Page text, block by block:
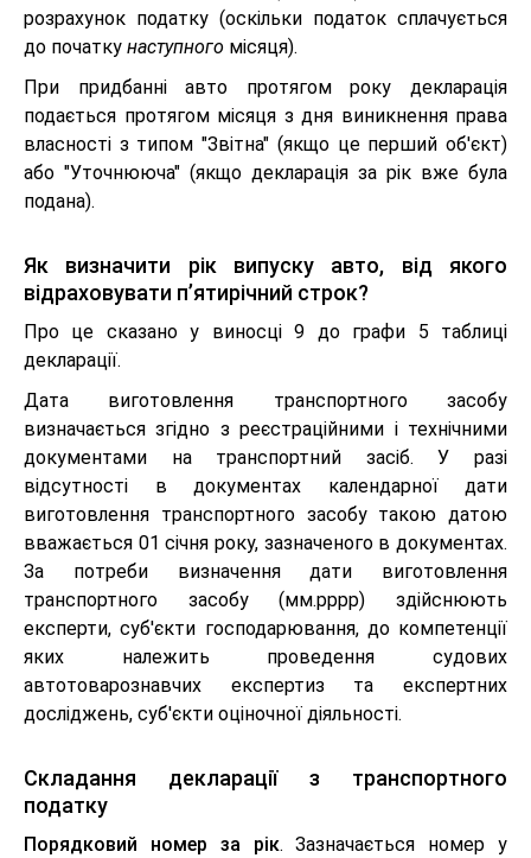
розрахунок податку (оскільки податок сплачується
до початку наступного місяця).
При придбанні авто протягом року декларація
подається протягом місяця з дня виникнення права
власності з типом "Звітна" (якщо це перший об'єкт)
або "Уточнююча" (якщо декларація за рік вже була
подана).
Як визначити рік випуску авто, від якого
відраховувати п’ятирічний строк?
Про це сказано у виносці 9 до графи 5 таблиці
декларації.
Дата виготовлення транспортного засобу
визначається згідно з реєстраційними і технічними
документами на транспортний засіб. У разі
відсутності в документах календарної дати
виготовлення транспортного засобу такою датою
вважається 01 січня року, зазначеного в документах.
За потреби визначення дати виготовлення
транспортного засобу (мм.рррр) здійснюють
експерти, суб'єкти господарювання, до компетенції
яких належить проведення судових
автотоварознавчих експертиз та експертних
досліджень, суб'єкти оціночної діяльності.
Складання декларації з транспортного
податку
Порядковий номер за рік. Зазначається номер у